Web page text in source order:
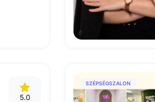
5.0
SZÉPSÉGSZALON